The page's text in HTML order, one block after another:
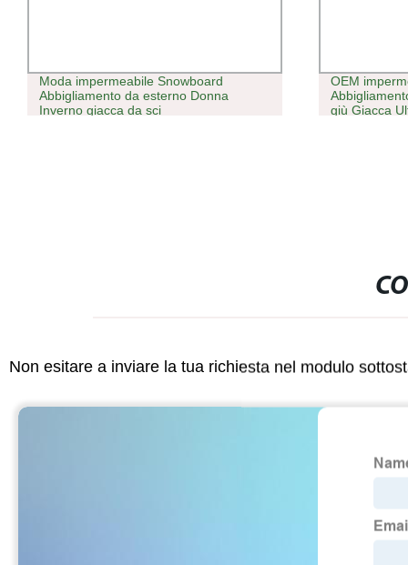
Moda impermeabile Snowboard
Abbigliamento da esterno Donna
Inverno giacca da sci
OEM
giù Giacca
Non esitare a inviare la tua richiesta nel modulo